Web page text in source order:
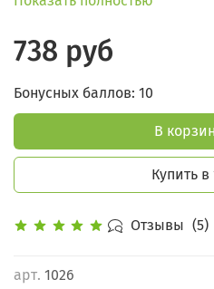
Отзывы (5)
арт. 1026
738 руб
Бонусных баллов: 10
В
Купить в